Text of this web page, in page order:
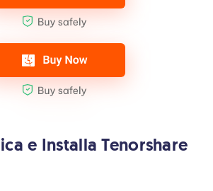
e Installa Tenorshare